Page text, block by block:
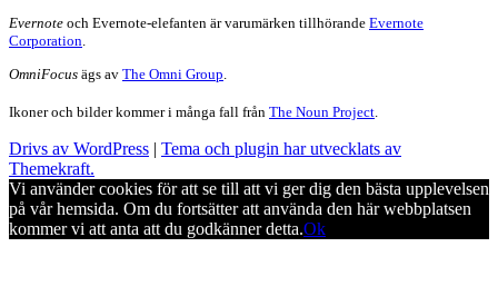
Evernote och Evernote-elefanten är varumärken tillhörande Evernote
Corporation.
OmniFocus ägs av The Omni Group
Ikoner och bilder kommer i många fall från The Noun Project
Drivs av WordPress | Tema och plugin har utvecklats av
Themekraft.
Vi använder cookies för att se till att vi ger dig den bästa upplevelsen
på vår hemsida. Om du fortsätter att använda den här webbplatsen
kommer vi att anta att du godkänner detta.Ok